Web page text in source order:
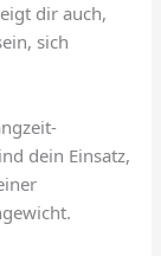
dir auch,
sich
dein Einsatz,